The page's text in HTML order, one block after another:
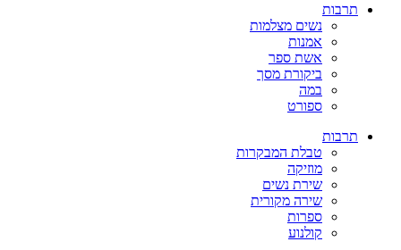
תרבות
נשים מצלמות
אמנות
אשת ספר
ביקורת מסך
במה
ספורט
תרבות
טבלת המבקרות
מוזיקה
שירת נשים
שירה מקורית
ספרות
קולנוע